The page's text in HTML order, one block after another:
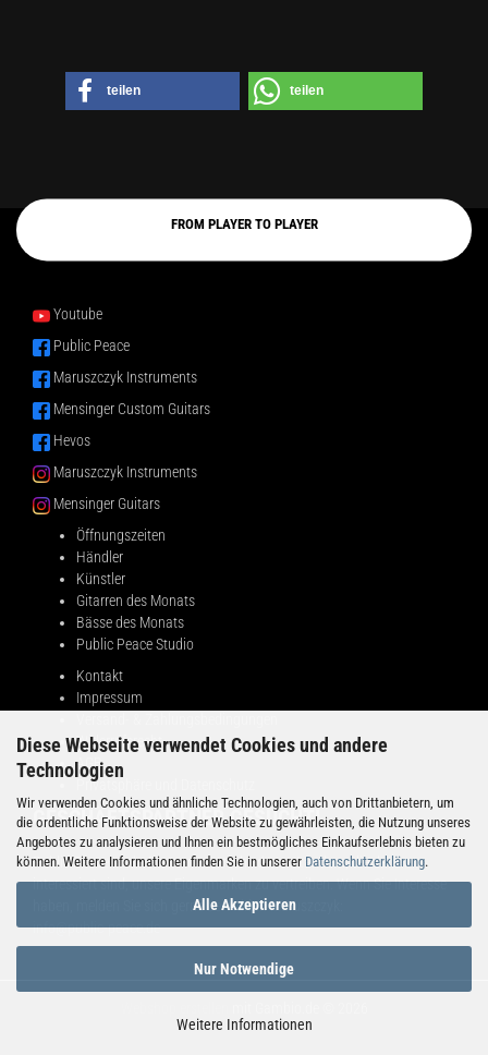
Diese Webseite verwendet Cookies und andere
Technologien
Wir verwenden Cookies und ähnliche Technologien, auch von Drittanbietern, um
die ordentliche Funktionsweise der Website zu gewährleisten, die Nutzung unseres
Angebotes zu analysieren und Ihnen ein bestmögliches Einkaufserlebnis bieten zu
können. Weitere Informationen finden Sie in unserer Datenschutzerklärung.
Alle Akzeptieren
Nur Notwendige
Weitere Informationen
teilen teilen
FROM PLAYER TO PLAYER
Youtube
Public Peace
Maruszczyk Instruments
Mensinger Custom Guitars
Hevos
Maruszczyk Instruments
Mensinger Guitars
Öffnungszeiten
Händler
Künstler
Gitarren des Monats
Bässe des Monats
Public Peace Studio
Kontakt
Impressum
Widerrufsrecht
AGB
Privatsphäre und Datenschutz
GESCHÄFTSPARTNER GESUCHT!
Public Peace sucht Partner in verschiedenen Ländern, die daran
interessiert sind, unsere Eigenmarken zu vertreiben. Wenn Sie Interesse
haben, melden Sie sich gerne bei Adrian Maruszczyk:
info@public-peace.de